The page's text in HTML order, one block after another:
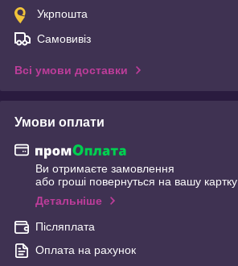
Укрпошта
Самовивіз
Всі умови доставки
Умови оплати
Ви отримаєте замовлення
або гроші повернуться на вашу картку
Детальніше
Післяплата
Оплата на рахунок